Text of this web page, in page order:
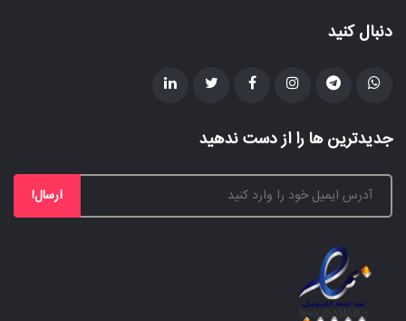
دنبال کنید
جدیدترین ها را از دست ندهید
ارسال!